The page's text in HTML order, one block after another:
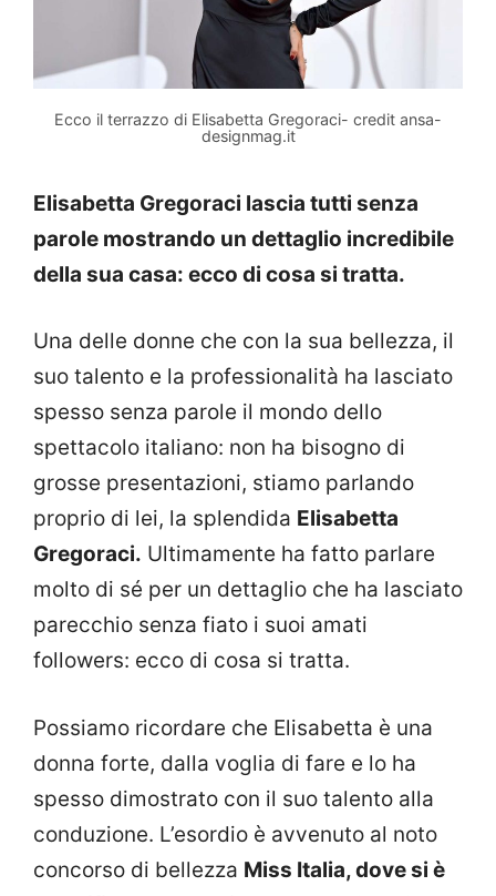
Ecco il terrazzo di Elisabetta Gregoraci- credit ansa-
designmag.it
Elisabetta Gregoraci lascia tutti senza
parole mostrando un dettaglio incredibile
della sua casa: ecco di cosa si tratta.
Una delle donne che con la sua bellezza, il
suo talento e la professionalità ha lasciato
spesso senza parole il mondo dello
spettacolo italiano: non ha bisogno di
grosse presentazioni, stiamo parlando
proprio di lei, la splendida Elisabetta
Gregoraci. Ultimamente ha fatto parlare
molto di sé per un dettaglio che ha lasciato
parecchio senza fiato i suoi amati
followers: ecco di cosa si tratta.
Possiamo ricordare che Elisabetta è una
donna forte, dalla voglia di fare e lo ha
spesso dimostrato con il suo talento alla
conduzione. L’esordio è avvenuto al noto
concorso di bellezza Miss Italia, dove si è